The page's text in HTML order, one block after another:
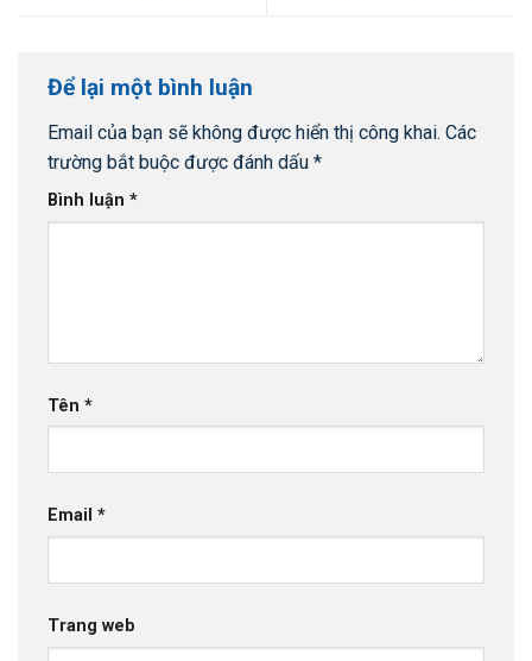
Để lại một bình luận
Email của bạn sẽ không được hiển thị công khai. Các
trường bắt buộc được đánh dấu *
Bình luận *
Tên *
Email *
Trang web